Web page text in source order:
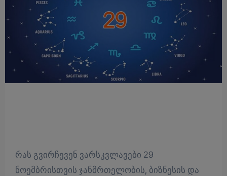
რას გვირჩევენ ვარსკვლავები 29
ნოემბრისთვის ჯანმრთელობის, ბიზნესის და